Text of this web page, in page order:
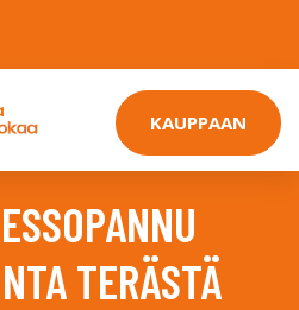
KAUPPAAN
TERÄSTÄ